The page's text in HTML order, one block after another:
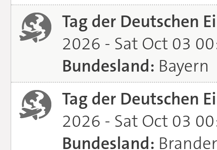
Tag der Deutschen
2026 - Sat Oct 03
Bundesland: Bayern
Tag der Deutschen
2026 - Sat Oct 03
Bundesland: